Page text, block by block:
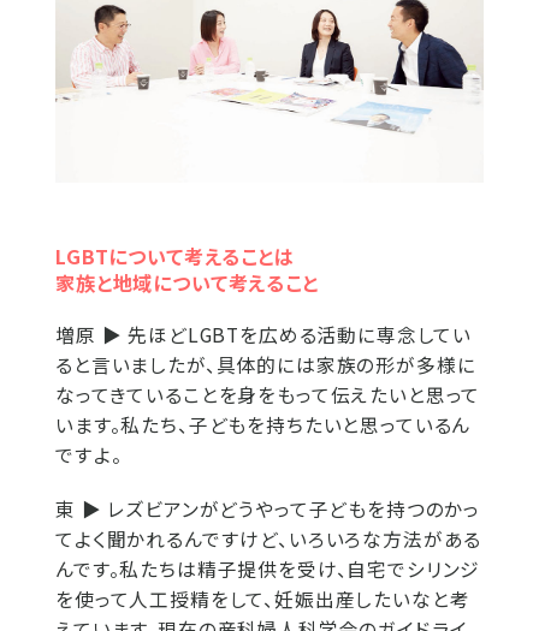
LGBTについて考えることは
家族と地域について考えること
増原 ▶先ほどLGBTを広める活動に専念してい
ると言いましたが、具体的には家族の形が多様に
なってきていることを身をもって伝えたいと思って
います。私たち、子どもを持ちたいと思っているん
ですよ。
東 ▶ レズビアンがどうやって子どもを持つのかっ
てよく聞かれるんですけど、いろいろな方法がある
んです。私たちは精子提供を受け、自宅でシリンジ
を使って人工授精をして、妊娠出産したいなと考